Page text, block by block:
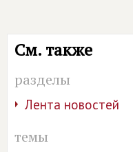
См. также
разделы
Лента новостей
темы